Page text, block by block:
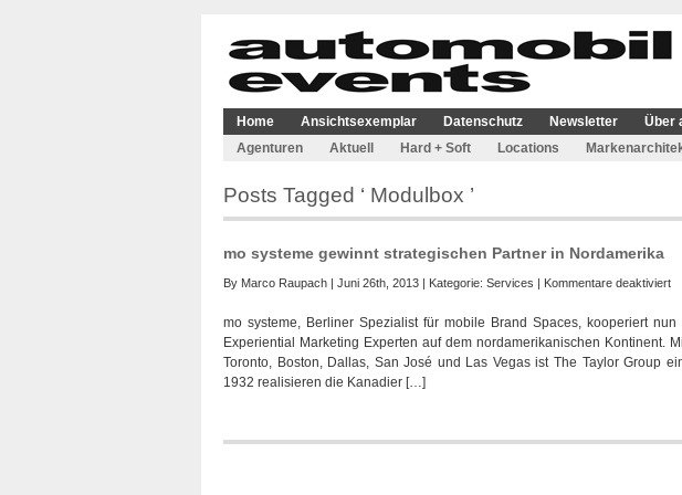
Home Ansichtsexemplar Datenschutz Newsletter Über
Agenturen
Aktuell Hard + Soft Locations
Posts Tagged ‘ Modulbox ’
mo systeme gewinnt strategischen Partner in Nordamerika
By Marco Raupach | Juni 26th, 2013 | Kategorie: Services | Kommentare deaktiviertfür
mo systeme, Berliner Spezialist für mobile Brand Spaces, kooperiert
Experiential Marketing Experten auf dem nordamerikanischen Kontinent.
Toronto, Boston, Dallas, San José und Las Vegas ist The Taylor Group
1932 realisieren die Kanadier […]